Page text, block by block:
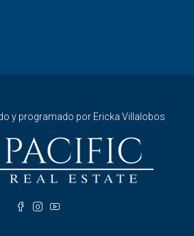
y programado por Ericka Villalobos